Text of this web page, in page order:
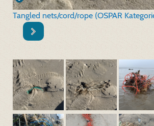
Tangled nets/cord/rope (OSPAR